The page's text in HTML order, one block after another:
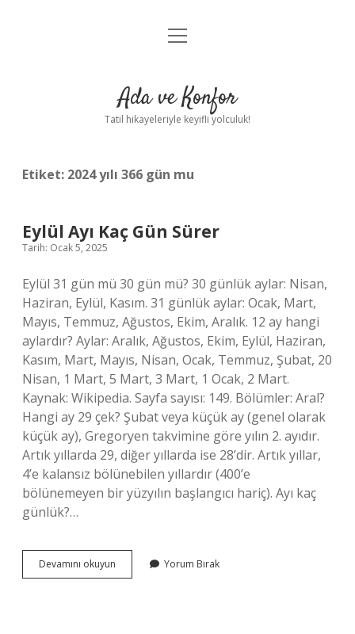
Anasayfa
Yasal Uyarı
menüyü
Ada ve Konfor
Tatil hikayeleriyle keyifli yolculuk!
Etiket: 2024 yılı 366 gün mu
Eylül Ayı Kaç Gün Sürer
Tarih: Ocak 5, 2025
Eylül 31 gün mü 30 gün mü? 30 günlük aylar: Nisan,
Haziran, Eylül, Kasım. 31 günlük aylar: Ocak, Mart,
Mayıs, Temmuz, Ağustos, Ekim, Aralık. 12 ay hangi
aylardır? Aylar: Aralık, Ağustos, Ekim, Eylül, Haziran,
Kasım, Mart, Mayıs, Nisan, Ocak, Temmuz, Şubat, 20
Nisan, 1 Mart, 5 Mart, 3 Mart, 1 Ocak, 2 Mart.
Kaynak: Wikipedia. Sayfa sayısı: 149. Bölümler: Aral?
Hangi ay 29 çek? Şubat veya küçük ay (genel olarak
küçük ay), Gregoryen takvimine göre yılın 2. ayıdır.
Artık yıllarda 29, diğer yıllarda ise 28’dir. Artık yıllar,
4’e kalansız bölünebilen yıllardır (400’e
bölünemeyen bir yüzyılın başlangıcı hariç). Ayı kaç
günlük?…
Devamını okuyun
Ayı
Yorum Bırak